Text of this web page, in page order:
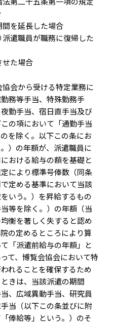
を延長した場合
遣職員が職務に復帰した
せた場合
会から受ける特定業務に
務等手当、特殊勤務手
勤手当、宿日直手当及び
の項において「通勤手当
を除く。以下この条にお
）の年額が、派遣職員に
おける給与の額を基礎と
により標準号俸数（同条
定める基準において当該
いう。）を昇給するもの
等を除く。）の年額（当
衡を著しく失すると認め
の定めるところにより算
「派遣前給与の年額」と
て、博覧会協会において特
れることを確保するため
きは、当該派遣の期間
、広域異動手当、研究員
当（以下この条並びに附
俸給等」という。）のそ